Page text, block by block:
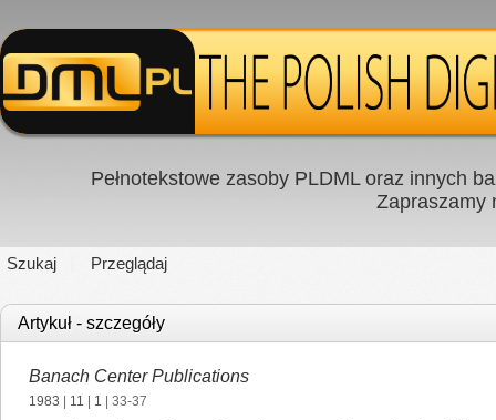
Pełnotekstowe zasoby PLDML oraz innych
Zapraszamy
Szukaj Przeglądaj
Artykuł - szczegóły
Banach Center Publications
1983 11 1 | 33-37